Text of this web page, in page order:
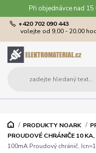
Při objednávce nad
+420 702 090 443
volejte od 9,00 - 20,00
PRODUKTY NOARK
PROUDOVÉ CHRÁNIČE 10
100mA Proudový chránič,